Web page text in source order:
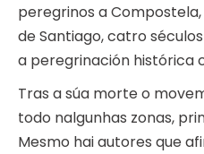
peregrinos a
de Santiago, catro
a peregrinación histórica
Tras a súa morte o
todo nalgunhas zonas,
Mesmo hai autores que